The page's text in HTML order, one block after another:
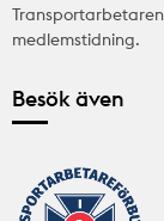
medlemstidning.
Besök även